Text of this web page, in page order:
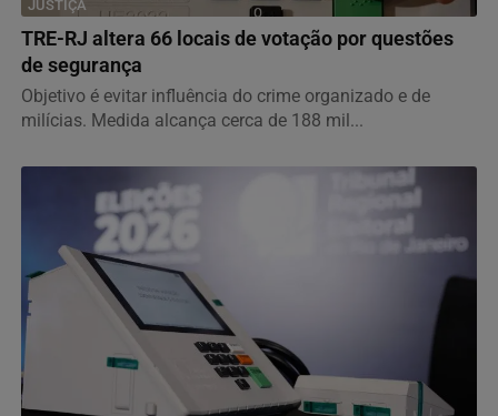
JUSTIÇA
TRE-RJ altera 66 locais de votação por questões
de segurança
Objetivo é evitar influência do crime organizado e de
milícias. Medida alcança cerca de 188 mil...